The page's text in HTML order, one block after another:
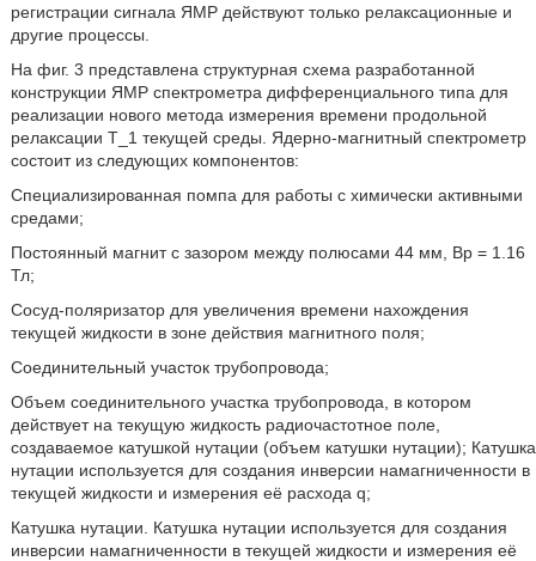
регистрации сигнала ЯМР действуют только релаксационные и
другие процессы.
На фиг. 3 представлена структурная схема разработанной
конструкции ЯМР спектрометра дифференциального типа для
реализации нового метода измерения времени продольной
релаксации T_1 текущей среды. Ядерно-магнитный спектрометр
состоит из следующих компонентов:
Специализированная помпа для работы с химически активными
средами;
Постоянный магнит с зазором между полюсами 44 мм, Вр = 1.16
Тл;
Сосуд-поляризатор для увеличения времени нахождения
текущей жидкости в зоне действия магнитного поля;
Соединительный участок трубопровода;
Объем соединительного участка трубопровода, в котором
действует на текущую жидкость радиочастотное поле,
создаваемое катушкой нутации (объем катушки нутации); Катушка
нутации используется для создания инверсии намагниченности в
текущей жидкости и измерения её расхода q;
Катушка нутации. Катушка нутации используется для создания
инверсии намагниченности в текущей жидкости и измерения её